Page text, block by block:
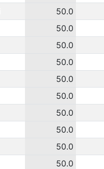
50.0
50.0
50.0
50.0
50.0
50.0
50.0
50.0
50.0
50.0